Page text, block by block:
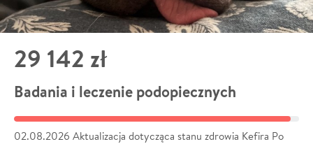
29 142 zł
Badania i leczenie podopiecznych
02.08.2026 Aktualizacja dotycząca stanu zdrowia Kefira Po